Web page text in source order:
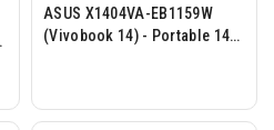
ASUS X1404VA-EB1159W
(Vivobook 14) - Portable 14p